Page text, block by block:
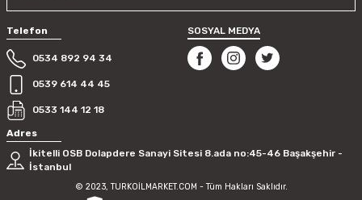
Telefon
0534 892 94 34
0539 614 44 45
0533 144 12 18
SOSYAL MEDYA
Adres
İkitelli OSB Dolapdere Sanayi Sitesi 8.ada no:45-46 Başakşehir -
İstanbul
© 2023, TURKOİLMARKET.COM - Tüm Hakları Saklıdır.